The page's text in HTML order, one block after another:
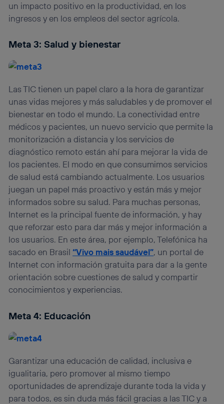
un impacto positivo en la productividad, en los
ingresos y en los empleos del sector agrícola.
Meta 3: Salud y bienestar
Las TIC tienen un papel claro a la hora de garantizar
unas vidas mejores y más saludables y de promover el
bienestar en todo el mundo. La conectividad entre
médicos y pacientes, un nuevo servicio que permite la
monitorización a distancia y los servicios de
diagnóstico remoto están ahí para mejorar la vida de
los pacientes. El modo en que consumimos servicios
de salud está cambiando actualmente. Los usuarios
juegan un papel más proactivo y están más y mejor
informados sobre su salud. Para muchas personas,
Internet es la principal fuente de información, y hay
que reforzar esto para dar más y mejor información a
los usuarios. En este área, por ejemplo, Telefónica ha
sacado en Brasil“Vivo mais saudável”, un portal de
Internet con información gratuita para dar a la gente
orientación sobre cuestiones de salud y compartir
conocimientos y experiencias.
Meta 4: Educación
Garantizar una educación de calidad, inclusiva e
igualitaria, pero promover al mismo tiempo
oportunidades de aprendizaje durante toda la vida y
para todos, es sin duda más fácil gracias a las TIC y a